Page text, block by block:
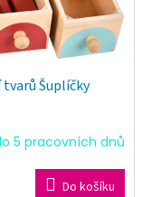
tvarů Šuplíčky
5 pracovních dnů
Do košíku